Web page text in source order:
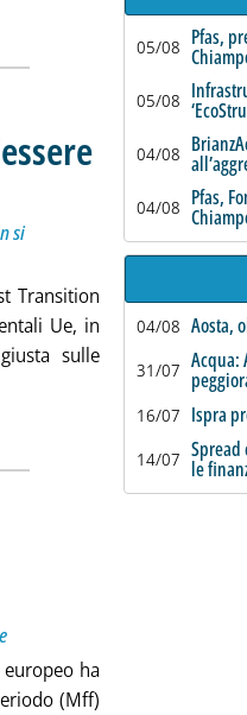
tutta la notizia: 'Enea,
ad elevata intensità carbonica non si
si
Transition
Ue, in
sulle
Conti Ue, il Just
di lavoro per il piano nazionale
ha
(Mff)
05/08 Pfas,
05/08
04/08
04/08 Pfas,
04/08 Aosta,
31/07 Acqua:
16/07 Ispra
14/07 Spread
le